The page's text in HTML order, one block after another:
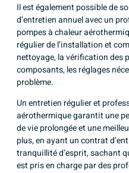
Il est également possible de
d’entretien annuel avec un
pompes à chaleur
régulier de l’installation et
nettoyage, la vérification des
composants, les réglages
problème.
Un entretien régulier et
aérothermique garantit une
de vie prolongée et une
plus, en ayant un contrat
tranquillité d’esprit, sachant
est pris en charge par des